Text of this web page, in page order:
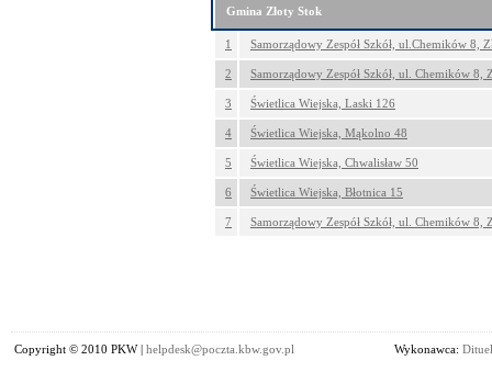
Gmina Złoty Stok
1 Samorządowy Zespół Szkół, ul.Chemików 8,
2 Samorządowy Zespół Szkół, ul. Chemików 8,
3 Świetlica Wiejska, Laski 126
4 Świetlica Wiejska, Mąkolno 48
5 Świetlica Wiejska, Chwalisław 50
6 Świetlica Wiejska, Błotnica 15
7 Samorządowy Zespół Szkół, ul. Chemików 8,
Copyright © 2010 PKW | helpdesk@poczta.kbw.gov.pl Wykonawca: